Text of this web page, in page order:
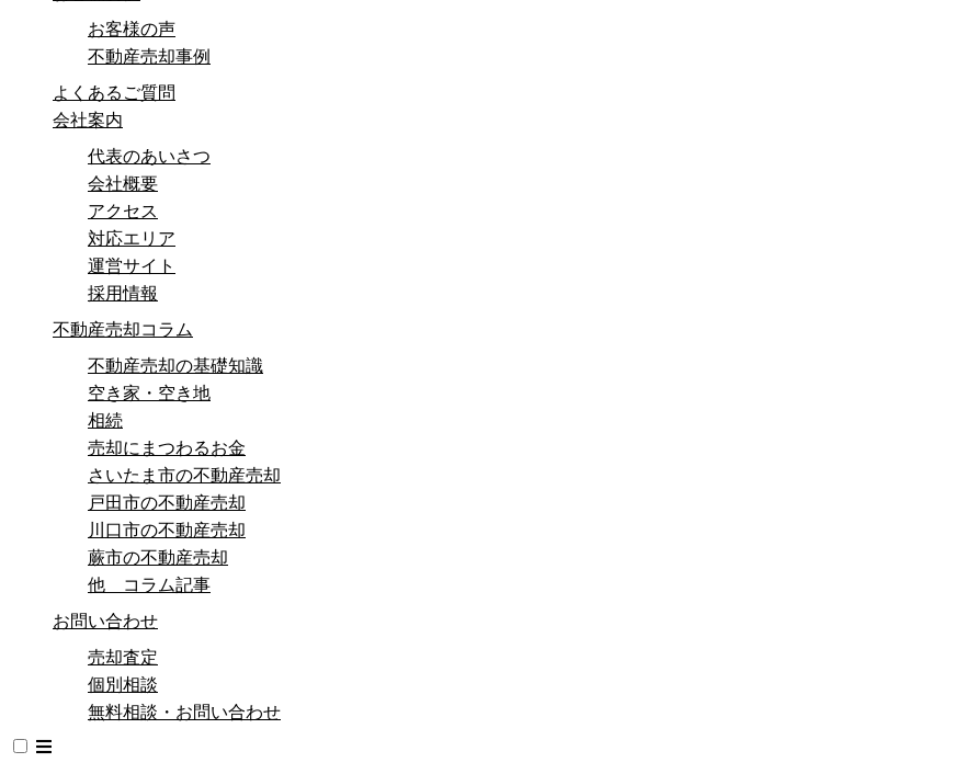
お客様の声
不動産売却事例
よくあるご質問
会社案内
代表のあいさつ
会社概要
アクセス
対応エリア
運営サイト
採用情報
不動産売却コラム
不動産売却の基礎知識
空き家・空き地
相続
売却にまつわるお金
さいたま市の不動産売却
戸田市の不動産売却
川口市の不動産売却
蕨市の不動産売却
他 コラム記事
お問い合わせ
売却査定
個別相談
無料相談・お問い合わせ